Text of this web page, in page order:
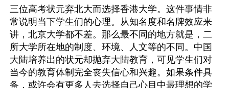
三位高考状元弃北大而选择香港大学。这件事情非
常说明当下学生们的心理。从知名度和名牌效应来
讲，北京大学都不差。那么最不同的地方就是，二
所大学所在地的制度、环境、人文等的不同。中国
大陆培养出的状元却抛弃大陆教育，可见学生们对
当今的教育体制完全丧失信心和兴趣。如果条件具
备，或许会有更多人去选择自己心目中最理想的学